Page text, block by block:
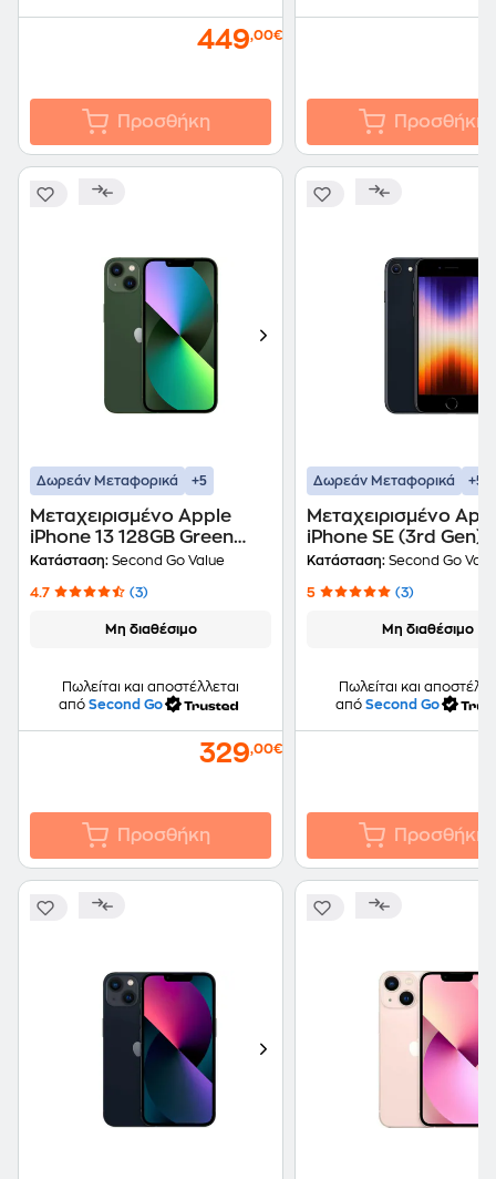
449,00€
Προσθήκη Προσθήκη
Δωρεάν Μεταφορικά +5
Μεταχειρισμένο Apple
iPhone 13 128GB Green
second go value Certified
Κατάσταση: Second Go Value
4.7 (3)
Μη διαθέσιμο
Πωλείται και αποστέλλεται
από Second Go
329,00€
Προσθήκη
Δωρεάν Μεταφορικά +5
Μεταχειρισμένο
iPhone SE (3rd Gen)
Midnight second go
Κατάσταση: Second Go
5 (3)
Μη διαθέσιμο
Πωλείται και
από Second Go
Προσθήκη